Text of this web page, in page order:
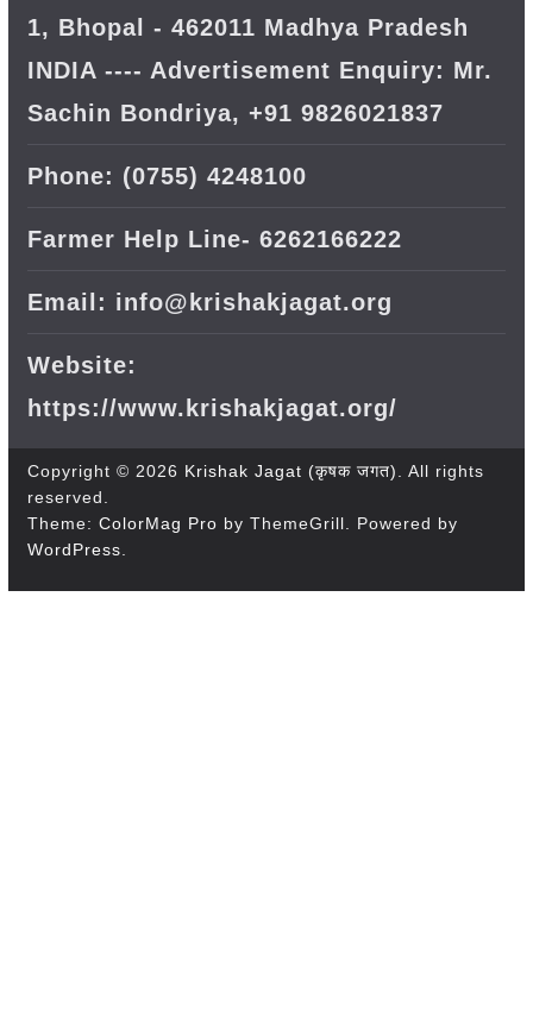
1, Bhopal - 462011 Madhya Pradesh
INDIA ---- Advertisement Enquiry: Mr.
Sachin Bondriya, +91 9826021837
Phone: (0755) 4248100
Farmer Help Line- 6262166222
Email: info@krishakjagat.org
Website:
https://www.krishakjagat.org/
Copyright © 2026 Krishak Jagat (कृषक जगत). All rights
reserved.
Theme: ColorMag Pro by ThemeGrill. Powered by
WordPress.